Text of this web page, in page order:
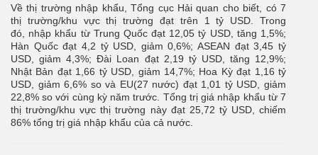
Về thị trường nhập khẩu, Tổng cục Hải quan cho biết, có 7
thị trường/khu vực thị trường đạt trên 1 tỷ USD. Trong
đó, nhập khẩu từ Trung Quốc đạt 12,05 tỷ USD, tăng 1,5%;
Hàn Quốc đạt 4,2 tỷ USD, giảm 0,6%; ASEAN đạt 3,45 tỷ
USD, giảm 4,3%; Đài Loan đạt 2,19 tỷ USD, tăng 12,9%;
Nhật Bản đạt 1,66 tỷ USD, giảm 14,7%; Hoa Kỳ đạt 1,16 tỷ
USD, giảm 6,6% so và EU(27 nước) đạt 1,01 tỷ USD, giảm
22,8% so với cùng kỳ năm trước. Tổng trị giá nhập khẩu từ 7
thị trường/khu vực thị trường này đạt 25,72 tỷ USD, chiếm
86% tổng trị giá nhập khẩu của cả nước.